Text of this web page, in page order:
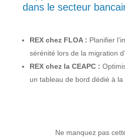
dans le secteur
REX chez FLOA : Planifier
sérénité lors de la migration
REX chez la CEAPC :
un tableau de bord dédié à
Ne manquez pas